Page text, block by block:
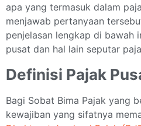
apa yang termasuk dalam
menjawab pertanyaan
penjelasan lengkap di bawah
pusat dan hal lain seputar
Definisi Pajak
Bagi Sobat Bima Pajak yang
kewajiban yang sifatnya